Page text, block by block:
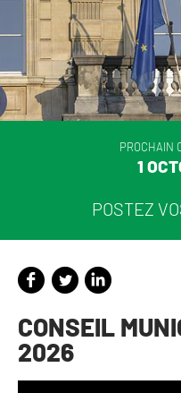
PROCHAIN
1
POSTEZ
CONSEIL
2026